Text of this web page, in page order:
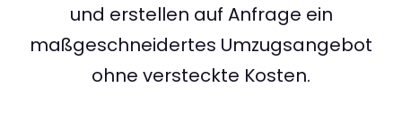
und erstellen auf Anfrage ein
maßgeschneidertes Umzugsangebot
ohne versteckte Kosten.